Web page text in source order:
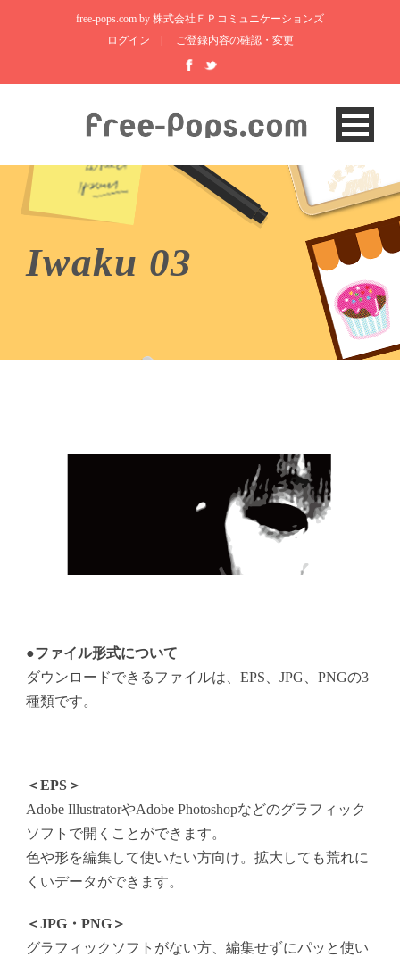
free-pops.com by 株式会社ＦＰコミュニケーションズ
ログイン
ご登録内容の確認・変更
Iwaku 03
●ファイル形式について
ダウンロードできるファイルは、EPS、JPG、PNGの3
種類です。
＜EPS＞
Adobe IllustratorやAdobe Photoshopなどのグラフィック
ソフトで開くことができます。
色や形を編集して使いたい方向け。拡大しても荒れに
くいデータができます。
＜JPG・PNG＞
グラフィックソフトがない方、編集せずにパッと使い